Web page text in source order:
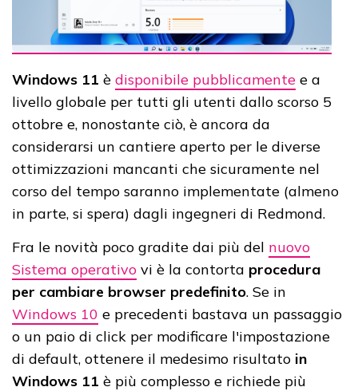
Windows 11 è disponibile pubblicamente e a
livello globale per tutti gli utenti dallo scorso 5
ottobre e, nonostante ciò, è ancora da
considerarsi un cantiere aperto per le diverse
ottimizzazioni mancanti che sicuramente nel
corso del tempo saranno implementate (almeno
in parte, si spera) dagli ingegneri di Redmond.
Fra le novità poco gradite dai più del nuovo
Sistema operativo vi è la contorta procedura
per cambiare browser predefinito. Se in
Windows 10 e precedenti bastava un passaggio
o un paio di click per modificare l'impostazione
di default, ottenere il medesimo risultato in
Windows 11 è più complesso e richiede più